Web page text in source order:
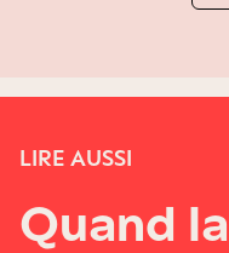
LIRE AUSSI
Quand